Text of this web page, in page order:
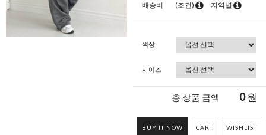
배송비 (조건) 지역별
색상
사이즈
총 상품 금액 0원
BUY IT NOW CART WISHLIST